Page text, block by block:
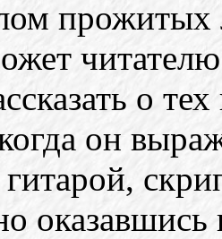
прожитых
о
он